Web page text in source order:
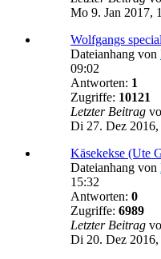
Mo 9. Jan 2017,
Wolfgangs
Dateianhang von
09:02
Antworten: 1
Zugriffe: 10121
Letzter Beitrag
Di 27. Dez 2016,
Käsekekse (Ute
Dateianhang von
15:32
Antworten: 0
Zugriffe: 6989
Letzter Beitrag
Di 20. Dez 2016,